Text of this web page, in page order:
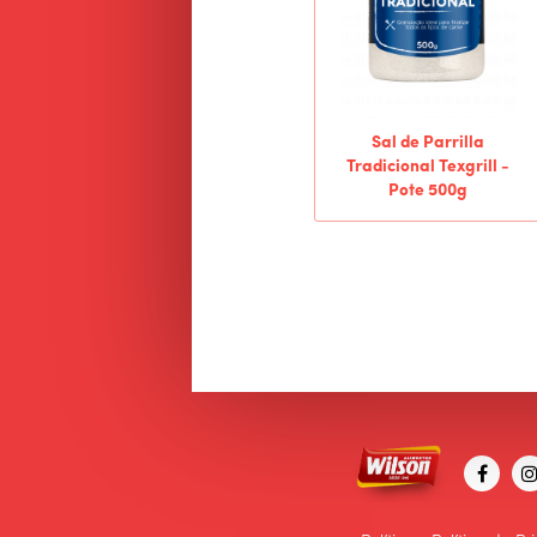
Sal de Parrilla
Tradicional Texgrill -
Pote 500g